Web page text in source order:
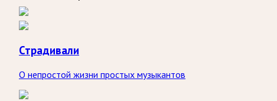
Страдивали
О непростой жизни простых музыкантов